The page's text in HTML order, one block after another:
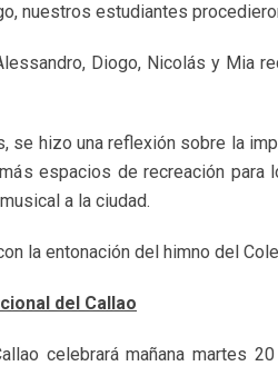
nuestros estudiantes
Diogo, Nicolás y Mia
se hizo una reflexión sobre la
espacios de recreación
a la ciudad.
la entonación del himno del
del Callao
celebrará mañana martes